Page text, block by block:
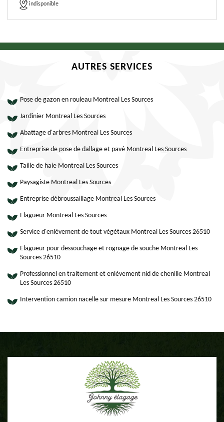
indisponible
AUTRES SERVICES
Pose de gazon en rouleau Montreal Les Sources
Jardinier Montreal Les Sources
Abattage d'arbres Montreal Les Sources
Entreprise de pose de dallage et pavé Montreal Les Sources
Taille de haie Montreal Les Sources
Paysagiste Montreal Les Sources
Entreprise débroussaillage Montreal Les Sources
Elagueur Montreal Les Sources
Service d'enlèvement de tout végétaux Montreal Les Sources 26510
Elagueur pour dessouchage et rognage de souche Montreal Les
Sources 26510
Professionnel en traitement et enlèvement nid de chenille Montreal
Les Sources 26510
Intervention camion nacelle sur mesure Montreal Les Sources 26510